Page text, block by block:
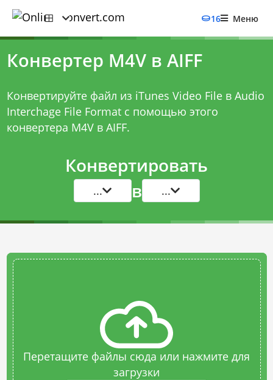
16 Меню
Конвертер M4V в AIFF
Конвертируйте файл из iTunes Video File в Audio
Interchage File Format с помощью этого
конвертера M4V в AIFF.
Конвертировать
... в ...
Перетащите файлы сюда или нажмите для
загрузки